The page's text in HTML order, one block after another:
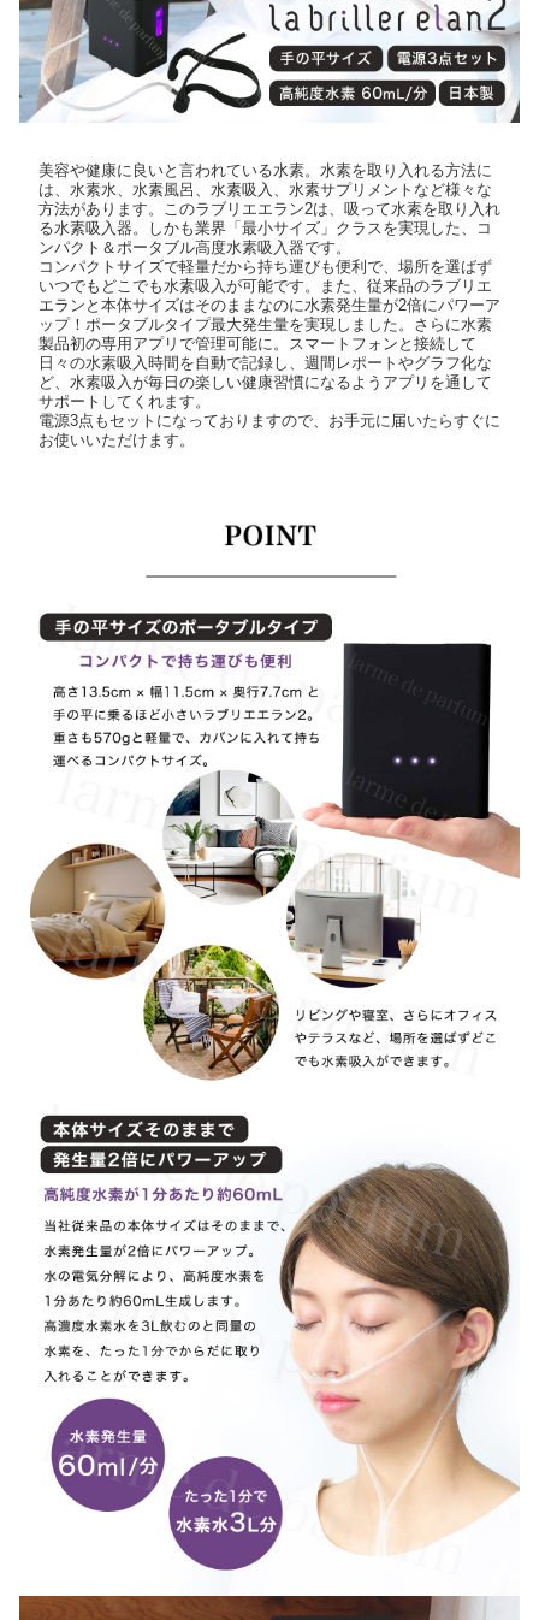
美容や健康に良いと言われている水素。水素を取り入れる方法に
は、水素水、水素風呂、水素吸入、水素サプリメントなど様々な
方法があります。このラブリエエラン2は、吸って水素を取り入れ
る水素吸入器。しかも業界「最小サイズ」クラスを実現した、コ
ンパクト＆ポータブル高度水素吸入器です。
コンパクトサイズで軽量だから持ち運びも便利で、場所を選ばず
いつでもどこでも水素吸入が可能です。また、従来品のラブリエ
エランと本体サイズはそのままなのに水素発生量が2倍にパワーア
ップ！ポータブルタイプ最大発生量を実現しました。さらに水素
製品初の専用アプリで管理可能に。スマートフォンと接続して
日々の水素吸入時間を自動で記録し、週間レポートやグラフ化な
ど、水素吸入が毎日の楽しい健康習慣になるようアプリを通して
サポートしてくれます。
電源3点もセットになっておりますので、お手元に届いたらすぐに
お使いいただけます。